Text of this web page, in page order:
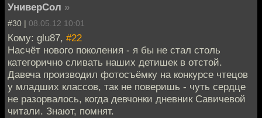
УниверСол »
#30 | 08.05.12 10:01
Кому: glu87, #22
Насчёт нового поколения - я бы не стал столь
категорично сливать наших детишек в отстой.
Давеча производил фотосъёмку на конкурсе чтецов
у младших классов, так не поверишь - чуть сердце
не разорвалось, когда девчонки дневник Савичевой
читали. Знают, помнят.